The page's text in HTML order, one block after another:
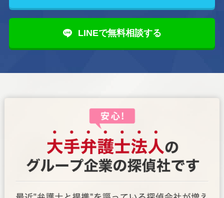
LINEで無料相談する